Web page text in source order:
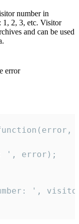
number in
1, 2, 3, etc. Visitor
and can be used
error
', error);
',